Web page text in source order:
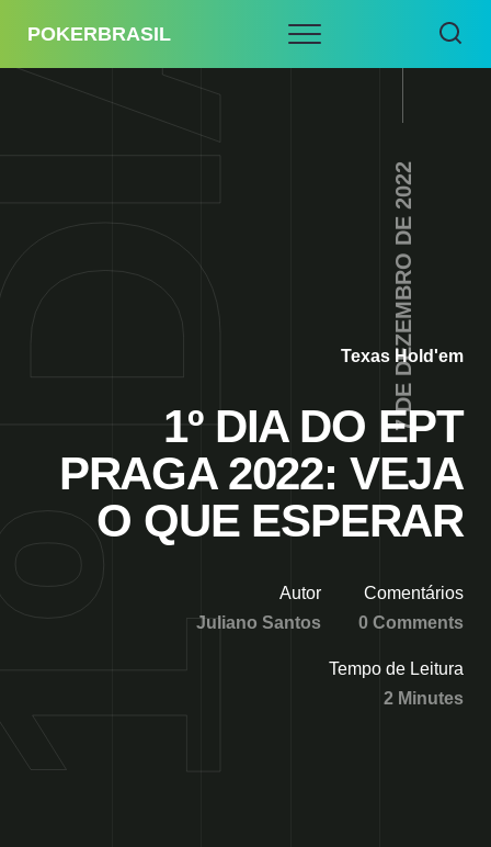
POKERBRASIL
7 DE DEZEMBRO DE 2022
Texas Hold'em
1º DIA DO EPT
PRAGA 2022: VEJA
O QUE ESPERAR
Autor
Juliano Santos
Comentários
0 Comments
Tempo de Leitura
2 Minutes